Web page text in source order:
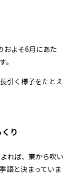
およそ6月にあた
。
引く様子をたとえ
り
れば、東から吹い
語と決まっていま